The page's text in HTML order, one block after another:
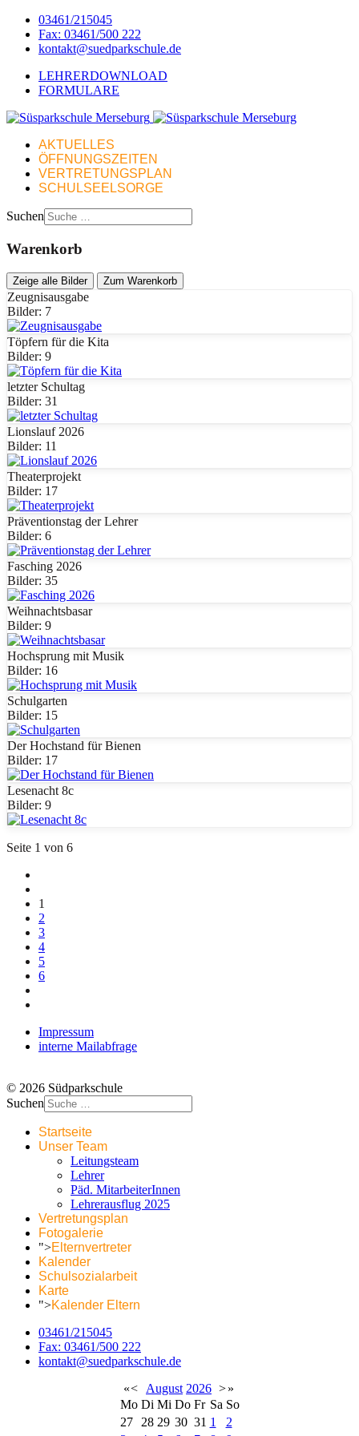
03461/215045
Fax: 03461/500 222
kontakt@suedparkschule.de
LEHRERDOWNLOAD
FORMULARE
AKTUELLES
ÖFFNUNGSZEITEN
VERTRETUNGSPLAN
SCHULSEELSORGE
Suchen
Warenkorb
Zeige alle Bilder Zum Warenkorb
Zeugnisausgabe
Bilder: 7
Töpfern für die Kita
Bilder: 9
letzter Schultag
Bilder: 31
Lionslauf 2026
Bilder: 11
Theaterprojekt
Bilder: 17
Präventionstag der Lehrer
Bilder: 6
Fasching 2026
Bilder: 35
Weihnachtsbasar
Bilder: 9
Hochsprung mit Musik
Bilder: 16
Schulgarten
Bilder: 15
Der Hochstand für Bienen
Bilder: 17
Lesenacht 8c
Bilder: 9
Seite 1 von 6
1
2
3
4
5
6
Impressum
interne Mailabfrage
© 2026 Südparkschule
Suchen
Startseite
Unser Team
Leitungsteam
Lehrer
Päd. MitarbeiterInnen
Lehrerausflug 2025
Vertretungsplan
Fotogalerie
">Elternvertreter
Kalender
Schulsozialarbeit
Karte
">Kalender Eltern
03461/215045
Fax: 03461/500 222
kontakt@suedparkschule.de
«< August 2026 >»
Mo Di Mi Do Fr Sa So
27
28 29 30 31 1
2